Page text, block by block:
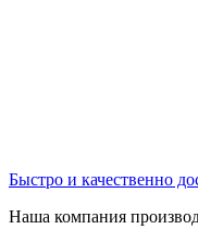
Быстро и качественно
Наша компания